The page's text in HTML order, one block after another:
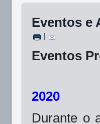
Eventos e
Eventos
2020
Durante o